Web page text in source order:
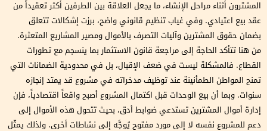
المشترون أثناء مراحل الإنشاء، ما يجعل العلاقة بين الطرفين أكثر تعقيداً من
عقد بيع اعتيادي. وفي غياب تنظيم قانوني واضح، برزت إشكالات تتعلق
بضمان حقوق المشترين وآليات التصرف بالأموال ومصير المشاريع المتعثرة.
من هنا تتأكد الحاجة إلى مراجعة قانون الاستثمار بما ينسجم مع تطورات
القطاع. فالمشكلة ليست في ضعف الإقبال، بل في محدودية الضمانات التي
تمنح المواطن الطمأنينة عند توظيف مدخراته في مشروع قد يمتد إنجازه
سنوات. وبما أن بيع الوحدات قبل اكتمال المشروع أصبح واقعاً اقتصادياً، فإن
إدارة أموال المشترين تستدعي ضوابط أدق، بحيث تتحول هذه الأموال إلى
دعم للمشروع نفسه لا إلى مورد مفتوح يُوجَّه إلى نشاطات أخرى. ولذلك يمثّل